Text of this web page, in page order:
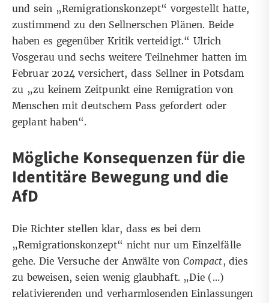
und sein „Remigrationskonzept“ vorgestellt hatte,
zustimmend zu den Sellnerschen Plänen. Beide
haben es gegenüber Kritik verteidigt.“ Ulrich
Vosgerau und sechs weitere Teilnehmer hatten im
Februar 2024 versichert, dass Sellner in Potsdam
zu „zu keinem Zeitpunkt eine Remigration von
Menschen mit deutschem Pass gefordert oder
geplant haben“.
Mögliche Konsequenzen für die
Identitäre Bewegung und die
AfD
Die Richter stellen klar, dass es bei dem
„Remigrationskonzept“ nicht nur um Einzelfälle
gehe. Die Versuche der Anwälte von Compact, dies
zu beweisen, seien wenig glaubhaft. „Die (…)
relativierenden und verharmlosenden Einlassungen